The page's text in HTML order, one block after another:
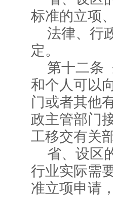
标准的立项
法律、行
定。
第十二条
和个人可以
门或者其他
政主管部门
工移交有关
省、设区
行业实际需
准立项申请